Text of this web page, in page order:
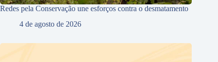
Redes pela Conservação une esforços contra o desmatamento
4 de agosto de 2026